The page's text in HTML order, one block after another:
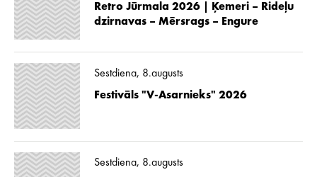
Retro Jūrmala 2026 | Ķemeri – Rideļu
dzirnavas – Mērsrags – Engure
Sestdiena, 8.augusts
Festivāls "V-Asarnieks" 2026
Sestdiena, 8.augusts